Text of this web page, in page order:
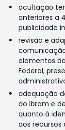
ocultação
anteriores a
publicidade
revisão e
elementos
Federal,
adequação
do Ibram e
quanto à
aos recursos